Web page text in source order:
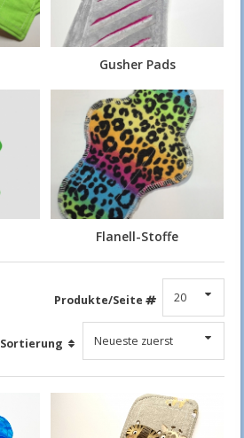
Gusher Pads
Flanell-Stoffe
Produkte/Seite
Sortierung